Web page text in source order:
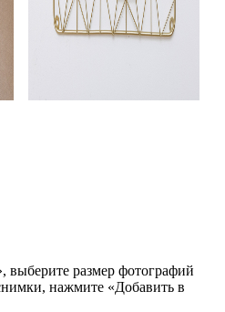
выберите размер фотографий
нажмите «Добавить в